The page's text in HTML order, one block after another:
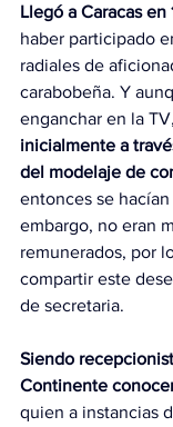
Llegó a Caracas en
haber participado
radiales de
carabobeña. Y
enganchar en la TV,
inicialmente a
del modelaje de
entonces se
embargo, no eran
remunerados, por
compartir este
de secretaria.
Siendo
Continente
quien a instancias